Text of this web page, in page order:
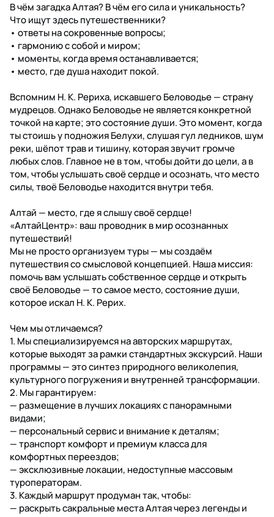
В чём загадка Алтая? В чём его сила и уникальность?
Что ищут здесь путешественники?
• ответы на сокровенные вопросы;
• гармонию с собой и миром;
• моменты, когда время останавливается;
• место, где душа находит покой.
Вспомним Н. К. Рериха, искавшего Беловодье — страну
мудрецов. Однако Беловодье не является конкретной
точкой на карте; это состояние души. Это момент, когда
ты стоишь у подножия Белухи, слушая гул ледников, шум
реки, шёпот трав и тишину, которая звучит громче
любых слов. Главное не в том, чтобы дойти до цели, а в
том, чтобы услышать своё сердце и осознать, что место
силы, твоё Беловодье находится внутри тебя.
Алтай — место, где я слышу своё сердце!
«АлтайЦентр»: ваш проводник в мир осознанных
путешествий!
Мы не просто организуем туры — мы создаём
путешествия со смысловой концепцией. Наша миссия:
помочь вам услышать собственное сердце и открыть
своё Беловодье — то самое место, состояние души,
которое искал Н. К. Рерих.
Чем мы отличаемся?
1. Мы специализируемся на авторских маршрутах,
которые выходят за рамки стандартных экскурсий. Наши
программы — это синтез природного великолепия,
культурного погружения и внутренней трансформации.
2. Мы гарантируем:
— размещение в лучших локациях с панорамными
видами;
— персональный сервис и внимание к деталям;
— транспорт комфорт и премиум класса для
комфортных переездов;
— эксклюзивные локации, недоступные массовым
туроператорам.
3. Каждый маршрут продуман так, чтобы:
— раскрыть сакральные места Алтая через легенды и